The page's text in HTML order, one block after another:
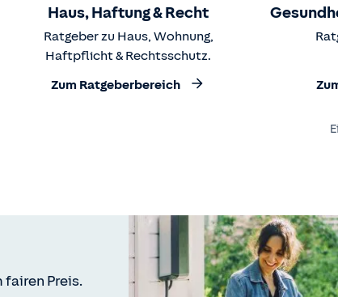
Haus, Haftung & Recht
Ratgeber zu Haus, Wohnung,
Haftpflicht & Rechtsschutz.
Zum Ratgeberbereich
fairen Preis.